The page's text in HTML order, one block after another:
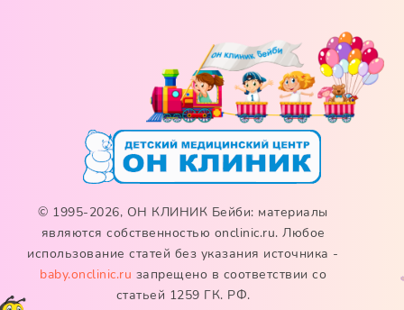
© 1995-2026, ОН КЛИНИК Бейби: материалы
являются собственностью onclinic.ru. Любое
использование статей без указания источника -
baby.onclinic.ru запрещено в соответствии со
статьей 1259 ГК. РФ.